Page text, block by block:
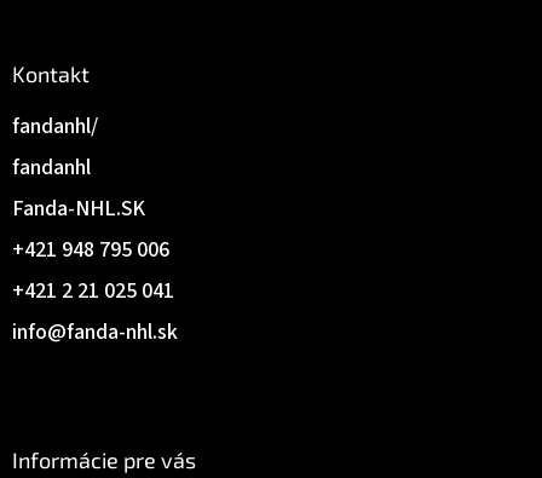
Kontakt
info@fanda-nhl.sk
+421 2 21 025 041
+421 948 795 006
Fanda-NHL.SK
fandanhl
fandanhl/
Informácie pre vás